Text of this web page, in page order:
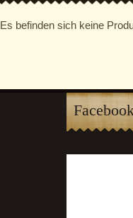
Es befinden sich keine